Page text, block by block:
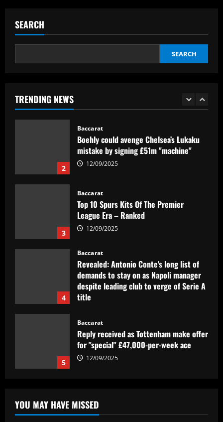
SEARCH
SEARCH
TRENDING NEWS
12/09/2025
1
2
Baccarat
Boehly could avenge Chelsea’s Lukaku
mistake by signing £51m "machine"
12/09/2025
3
Baccarat
Top 10 Spurs Kits Of The Premier
League Era – Ranked
12/09/2025
4
Baccarat
Revealed: Antonio Conte's long list of
demands to stay on as Napoli manager
despite leading club to verge of Serie A
title
5
Baccarat
Reply received as Tottenham make offer
for "special" £47,000-per-week ace
12/09/2025
Castro e valida projeto de médio prazo
no Botafogo
YOU MAY HAVE MISSED